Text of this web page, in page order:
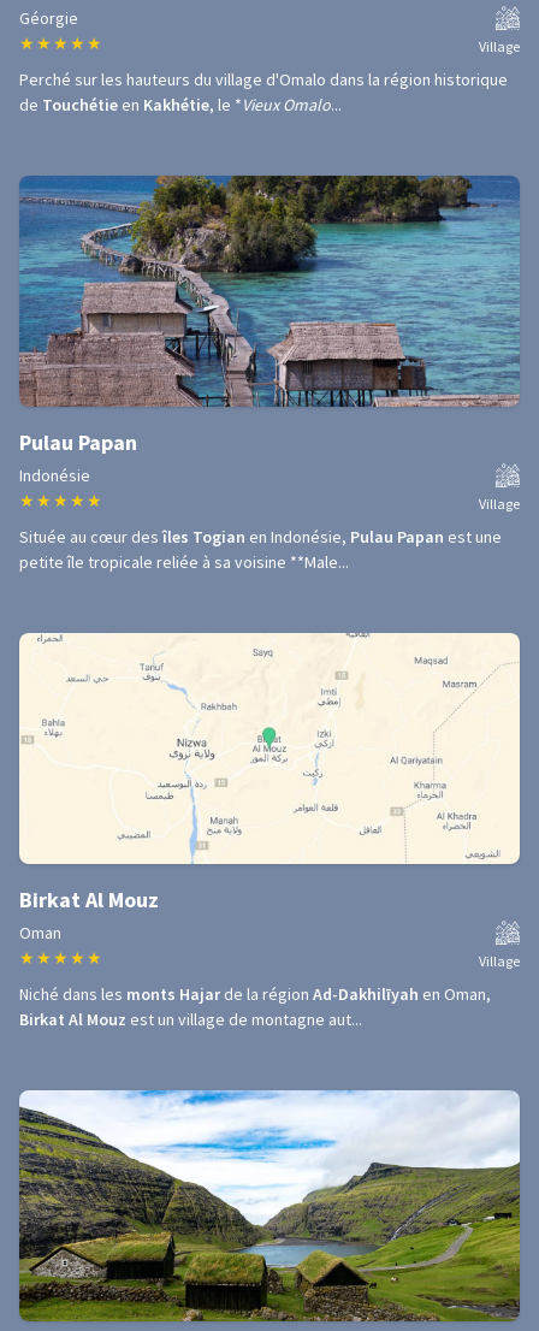
Géorgie
★ ★ ★ ★ ★ Village
Perché sur les hauteurs du village d'Omalo dans la région historique
de Touchétie en Kakhétie, le *Vieux Omalo...
Pulau Papan
Indonésie
★ ★ ★ ★ ★ Village
Située au cœur desîles Togian en Indonésie, Pulau Papan est une
petite île tropicale reliée à sa voisine **Male...
Birkat Al Mouz
Oman
★ ★ ★ ★ ★ Village
Niché dans les monts Hajarde la région Ad-Dakhilīyah en Oman,
Birkat Al Mouz est un village de montagne aut...